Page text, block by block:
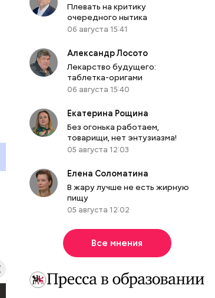
Плевать на критику
очередного нытика
06 августа 15:41
Александр Лосото
Лекарство будущего:
таблетка-оригами
06 августа 15:40
Екатерина Рощина
Без огонька работаем,
товарищи, нет энтузиазма!
05 августа 12:03
Елена Соломатина
В жару лучше не есть жирную
пищу
05 августа 12:02
Все мнения